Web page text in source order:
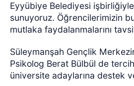
Eyyübiye Belediyesi
sunuyoruz. Öğrencilerimizin
mutlaka faydalanmalarını
Süleymanşah Gençlik
Psikolog Berat Bülbül de
üniversite adaylarına destek